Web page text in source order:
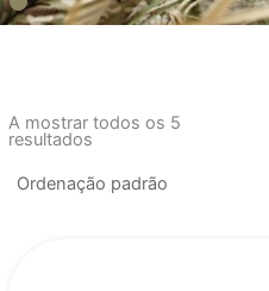
A mostrar todos os 5
resultados